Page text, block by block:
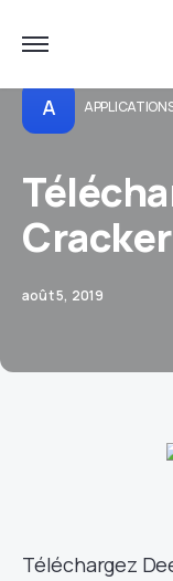
A
août 5, 2019
Téléchargez